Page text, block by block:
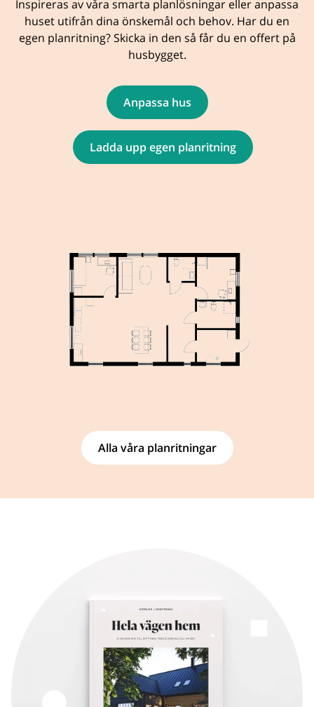
Inspireras av våra smarta planlösningar eller anpassa
huset utifrån dina önskemål och behov. Har du en
egen planritning? Skicka in den så får du en offert på
husbygget.
Anpassa hus
Ladda upp egen planritning
Alla våra planritningar